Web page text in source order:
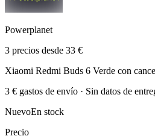
Powerplanet
3 precios desde 33 €
Xiaomi Redmi Buds 6 Verde con
3 € gastos de envío · Sin datos de
NuevoEn stock
Precio